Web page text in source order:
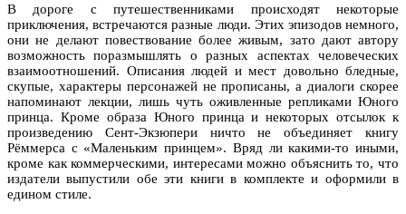
В дороге с путешественниками происходят некоторые
приключения, встречаются разные люди. Этих эпизодов немного,
они не делают повествование более живым, зато дают автору
возможность поразмышлять о разных аспектах человеческих
взаимоотношений. Описания людей и мест довольно бледные,
скупые, характеры персонажей не прописаны, а диалоги скорее
напоминают лекции, лишь чуть оживленные репликами Юного
принца. Кроме образа Юного принца и некоторых отсылок к
произведению Сент-Экзюпери ничто не объединяет книгу
Рёммерса с «Маленьким принцем». Вряд ли какими-то иными,
кроме как коммерческими, интересами можно объяснить то, что
издатели выпустили обе эти книги в комплекте и оформили в
едином стиле.